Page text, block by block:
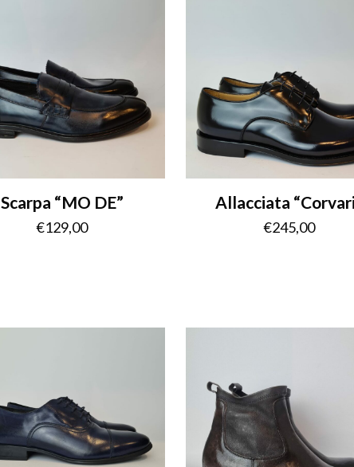
Scarpa “MO DE”
€129,00
Allacciata
€245,00